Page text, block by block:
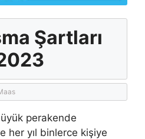
Şartları
perakende
her yıl binlerce kişiye